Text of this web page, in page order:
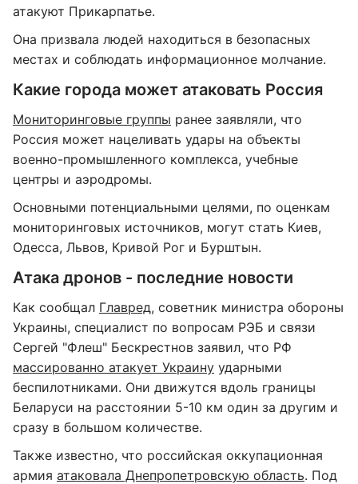
атакуют Прикарпатье.
Она призвала людей находиться в безопасных
местах и соблюдать информационное молчание.
Какие города может атаковать Россия
Мониторинговые группы ранее заявляли, что
Россия может нацеливать удары на объекты
военно-промышленного комплекса, учебные
центры и аэродромы.
Основными потенциальными целями, по оценкам
мониторинговых источников, могут стать Киев,
Одесса, Львов, Кривой Рог и Бурштын.
Атака дронов - последние новости
Как сообщал Главред, советник министра обороны
Украины, специалист по вопросам РЭБ и связи
Сергей "Флеш" Бескрестнов заявил, что РФ
массированно атакует Украину ударными
беспилотниками. Они движутся вдоль границы
Беларуси на расстоянии 5-10 км один за другим и
сразу в большом количестве.
Также известно, что российская оккупационная
армия атаковала Днепропетровскую область. Под